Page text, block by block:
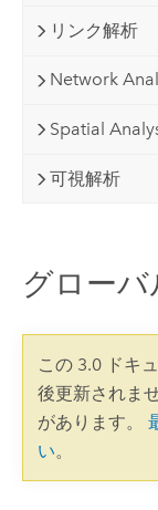
リンク解析
Network
Spatial
可視解析
グローバ
この 3.0 ドキ
後更新されま
があります。
い。